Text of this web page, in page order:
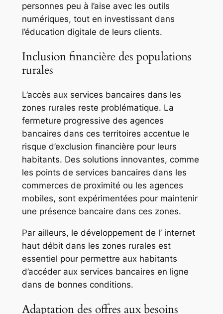
personnes peu à l’aise avec les outils
numériques, tout en investissant dans
l’éducation digitale de leurs clients.
Inclusion financière des populations
rurales
L’accès aux services bancaires dans les
zones rurales reste problématique. La
fermeture progressive des agences
bancaires dans ces territoires accentue le
risque d’exclusion financière pour leurs
habitants. Des solutions innovantes, comme
les points de services bancaires dans les
commerces de proximité ou les agences
mobiles, sont expérimentées pour maintenir
une présence bancaire dans ces zones.
Par ailleurs, le développement de l’ internet
haut débit dans les zones rurales est
essentiel pour permettre aux habitants
d’accéder aux services bancaires en ligne
dans de bonnes conditions.
Adaptation des offres aux besoins